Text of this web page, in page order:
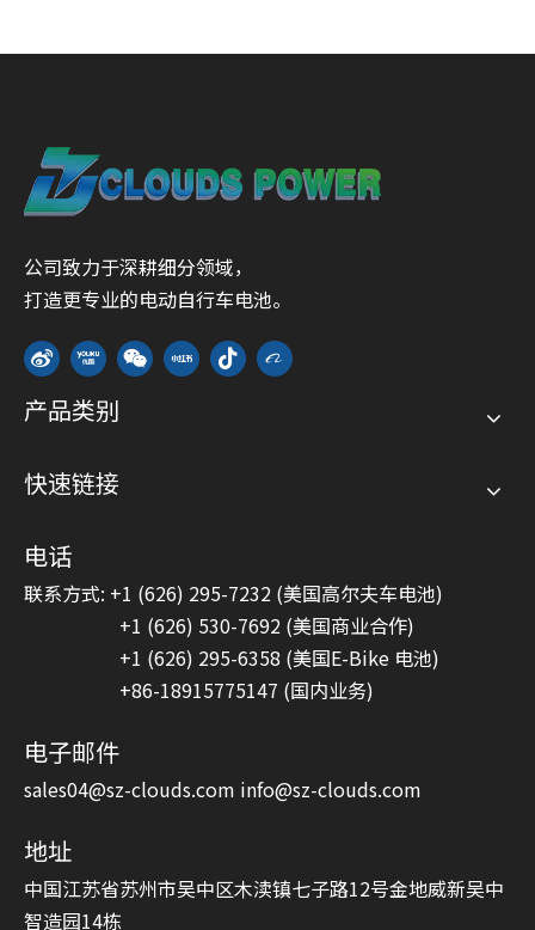
公司致力于深耕细分领域，
打造更专业的电动自行车电池。
产品类别
快速链接
电话
联系方式: +1 (626) 295-7232 (美国高尔夫车电池)
+1 (626) 530-7692 (美国商业合作)
+1 (626) 295-6358 (美国E-Bike 电池)
+86-18915775147 (国内业务)
电子邮件
sales04@sz-clouds.com info@sz-clouds.com
地址
中国江苏省苏州市吴中区木渎镇七子路12号金地威新吴中
智造园14栋